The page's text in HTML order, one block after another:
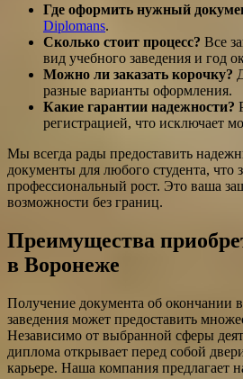
Где оформить нужный
Diplomans.
Сколько стоит процесс? Все
вид учебного заведения и год
Можно ли заказать корочку?
разные варианты оформления.
Какие гарантии надежности?
регистрацией, что исключает
Мы всегда рады предоставить
документы для любого студента, что
профессиональный рост. Это ваша
возможности без границ.
Преимущества
в Воронеже
Получение документа об окончании
заведения может предоставить
Независимо от выбранной сферы
диплома открывает перед собой
карьере. Наша компания предлагает